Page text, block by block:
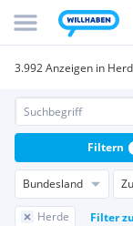
3.992 Anzeigen in
Bundesland
Herde Filter
Filtern